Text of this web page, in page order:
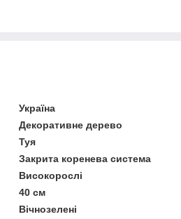
Україна
Декоративне дерево
Туя
Закрита коренева система
Високорослі
40 см
Вічнозелені